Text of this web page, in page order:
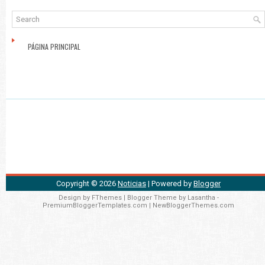
PÁGINA PRINCIPAL
Copyright © 2026 Noticias | Powered by Blogger
Design by FThemes| Blogger Theme by Lasantha -
PremiumBloggerTemplates.com | NewBloggerThemes.com